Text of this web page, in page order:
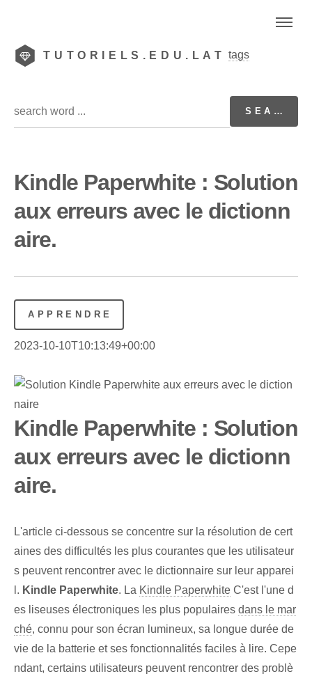
TUTORIELS.EDU.LAT tags
Kindle Paperwhite : Solution
aux erreurs avec le dictionn
aire.
APPRENDRE
2023-10-10T10:13:49+00:00
Kindle Paperwhite : Solution
aux erreurs avec le dictionn
aire.
L'article ci-dessous se concentre sur la résolution de cert
aines des difficultés les plus courantes que les utilisateur
s peuvent rencontrer avec le dictionnaire sur leur apparei
l. Kindle⁣ Paperwhite. La Kindle Paperwhite C'est l'une d
es liseuses électroniques les plus populaires dans le mar
ché, connu pour son écran lumineux, sa longue durée de
vie de la batterie et ses fonctionnalités faciles à lire. Cepe
ndant, certains utilisateurs peuvent rencontrer des problè